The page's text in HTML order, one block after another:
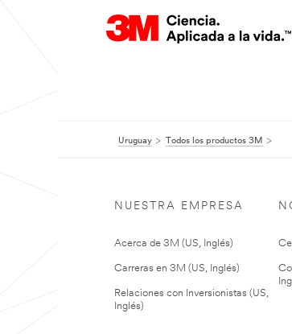
Uruguay Todos los productos 3M
NUESTRA EMPRESA
Acerca de 3M (US, Inglés)
Carreras en 3M (US, Inglés)
Relaciones con Inversionistas (US,
Inglés)